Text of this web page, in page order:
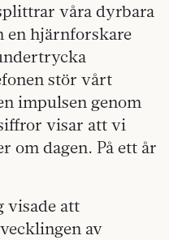
våra dyrbara
en hjärnforskare
stör vårt
impulsen genom
visar att vi
om dagen. På ett år
visade att
av